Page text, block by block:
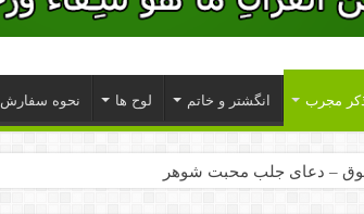
مجرب انگشتر و خاتم لوح ها نحوه سفارش
– دعای جلب محبت شوهر